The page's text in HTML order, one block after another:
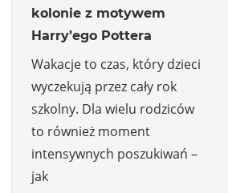
kolonie z motywem
Harry’ego Pottera
Wakacje to czas, który dzieci
wyczekują przez cały rok
szkolny. Dla wielu rodziców
to również moment
intensywnych poszukiwań –
jak